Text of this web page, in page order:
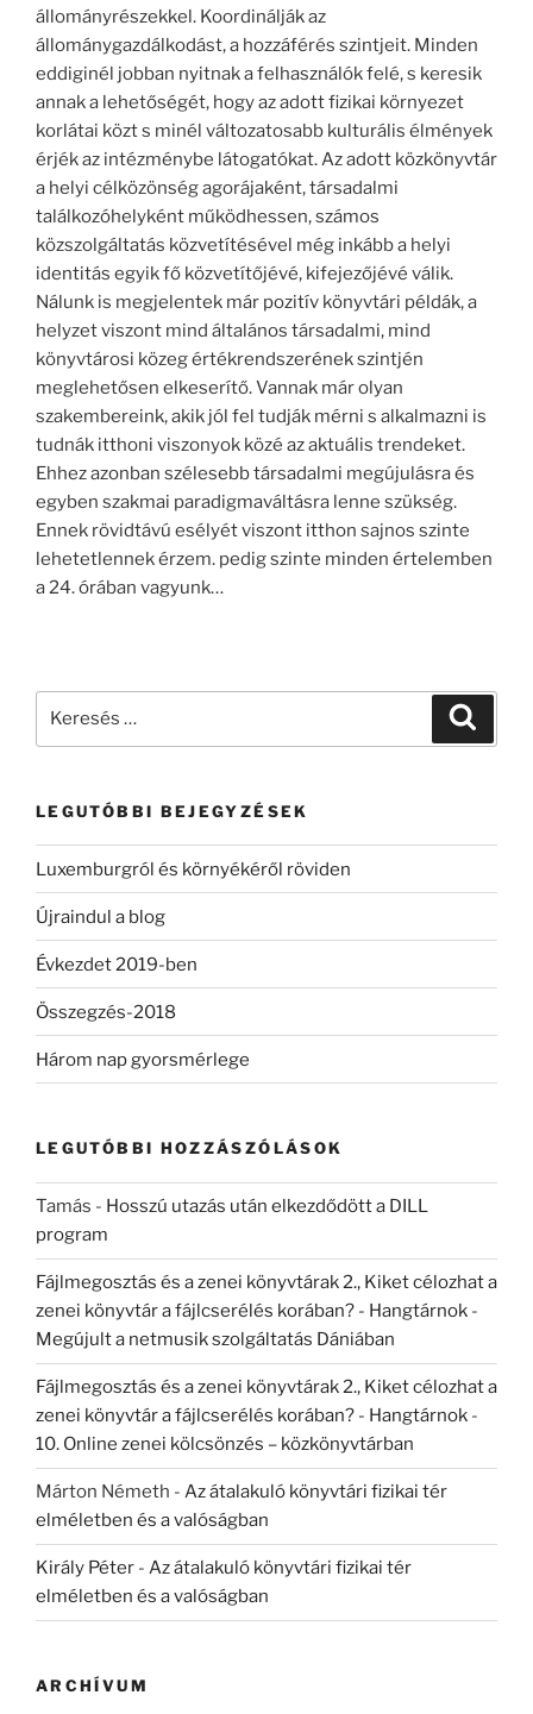
állományrészekkel. Koordinálják az
állománygazdálkodást, a hozzáférés szintjeit. Minden
eddiginél jobban nyitnak a felhasználók felé, s keresik
annak a lehetőségét, hogy az adott fizikai környezet
korlátai közt s minél változatosabb kulturális élmények
érjék az intézménybe látogatókat. Az adott közkönyvtár
a helyi célközönség agorájaként, társadalmi
találkozóhelyként működhessen, számos
közszolgáltatás közvetítésével még inkább a helyi
identitás egyik fő közvetítőjévé, kifejezőjévé válik.
Nálunk is megjelentek már pozitív könyvtári példák, a
helyzet viszont mind általános társadalmi, mind
könyvtárosi közeg értékrendszerének szintjén
meglehetősen elkeserítő. Vannak már olyan
szakembereink, akik jól fel tudják mérni s alkalmazni is
tudnák itthoni viszonyok közé az aktuális trendeket.
Ehhez azonban szélesebb társadalmi megújulásra és
egyben szakmai paradigmaváltásra lenne szükség.
Ennek rövidtávú esélyét viszont itthon sajnos szinte
lehetetlennek érzem. pedig szinte minden értelemben
a 24. órában vagyunk…
LEGUTÓBBI BEJEGYZÉSEK
Luxemburgról és környékéről röviden
Újraindul a blog
Évkezdet 2019-ben
Összegzés-2018
Három nap gyorsmérlege
LEGUTÓBBI HOZZÁSZÓLÁSOK
Tamás - Hosszú utazás után elkezdődött a DILL
program
Fájlmegosztás és a zenei könyvtárak 2., Kiket célozhat a
zenei könyvtár a fájlcserélés korában? - Hangtárnok -
Megújult a netmusik szolgáltatás Dániában
Fájlmegosztás és a zenei könyvtárak 2., Kiket célozhat a
zenei könyvtár a fájlcserélés korában? - Hangtárnok -
10. Online zenei kölcsönzés – közkönyvtárban
Márton Németh - Az átalakuló könyvtári fizikai tér
elméletben és a valóságban
Király Péter - Az átalakuló könyvtári fizikai tér
elméletben és a valóságban
ARCHÍVUM